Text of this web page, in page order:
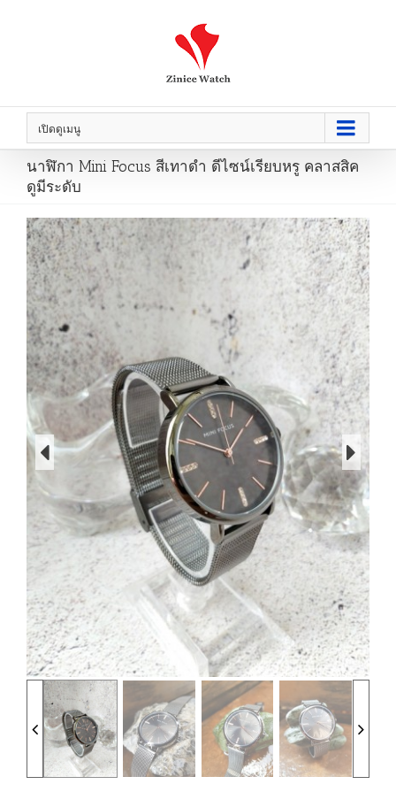
เปิดดูเมนู
นาฬิกา Mini Focus สีเทาดำ ดีไซน์เรียบหรู คลาสสิค
ดูมีระดับ